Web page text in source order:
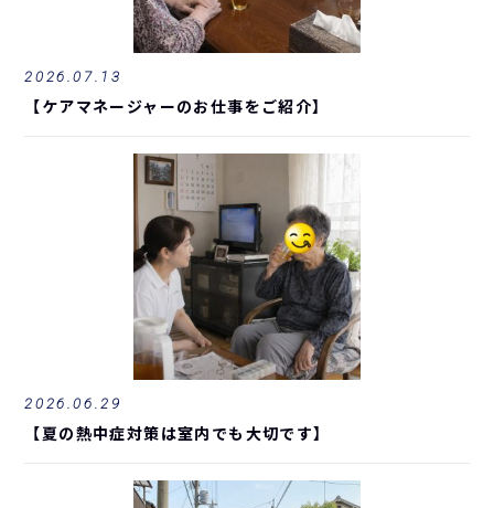
2026.07.13
【ケアマネージャーのお仕事をご紹介】
2026.06.29
【夏の熱中症対策は室内でも大切です】